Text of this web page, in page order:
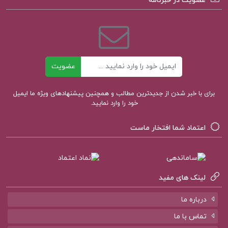
انسانیت و پیچیدگی‌های آن کمک می‌کند.
خرید کتاب جنایت و مکافات
دانلود کتاب جنایت و مکافات PDF
دانلود کتاب جنایت و مکافات
کتاب جنایت و مکافات مهری آهی
خلاصه کتاب فئودور داستایفسکی
کتاب پیشنهادی پروژه کده
عضویت
برای با خبر شدن از جدیدترین مطالب و همچنین پیشنهادهای ویژه ما ایمیل
خود را وارد نمایید.
اعتماد شما افتخار ماست
لینک های مفید
درباره ما
تماس با ما